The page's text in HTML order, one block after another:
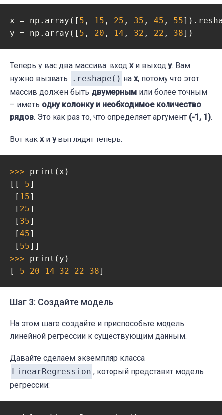
x = np.array([ 5 , 15 , 25 , 35 , 45 , 55
y = np.array([ 5 , 20 , 14 , 32 , 22 , 38])
Теперь у вас два массива: вход xи выход y. Вам
нужно вызвать
.reshape() на x, потому что этот
массив должен быть двумерным или более точным
– иметь одну колонку и необходимое количество
рядов. Это как раз то, что определяет аргумент (-1, 1).
Вот как xи yвыглядят теперь:
>>> print(x)
[[ 5]
[ 15]
[ 25]
[ 35]
[45]
[ 55
>>> print(y)
[ 5 20 14 32 22 38]
Шаг 3: Создайте модель
На этом шаге создайте и приспособьте модель
линейной регрессии к существующим данным.
Давайте сделаем экземпляр класса
LinearRegression , который представит модель
регрессии: